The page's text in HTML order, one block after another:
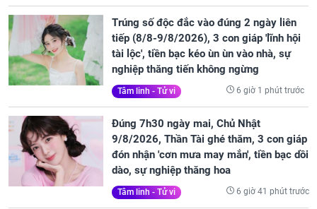
Trúng số độc đắc vào đúng 2 ngày liên
tiếp (8/8-9/8/2026), 3 con giáp 'lĩnh hội
tài lộc', tiền bạc kéo ùn ùn vào nhà, sự
nghiệp thăng tiến không ngừng
Tâm linh - Tử vi 6 giờ 1 phút trước
Đúng 7h30 ngày mai, Chủ Nhật
9/8/2026, Thần Tài ghé thăm, 3 con giáp
đón nhận 'cơn mưa may mắn', tiền bạc dồi
dào, sự nghiệp thăng hoa
Tâm linh - Tử vi 6 giờ 41 phút trước